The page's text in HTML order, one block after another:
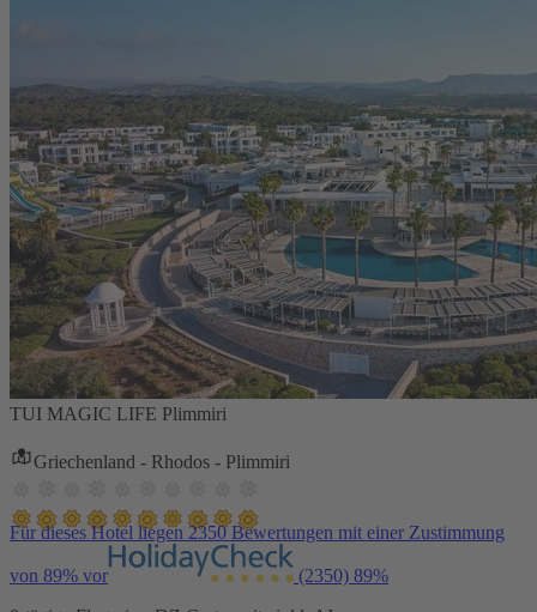
TUI MAGIC LIFE Plimmiri
Griechenland - Rhodos - Plimmiri
Für dieses Hotel liegen 2350 Bewertungen mit einer Zustimmung
von 89% vor (2350) 89%